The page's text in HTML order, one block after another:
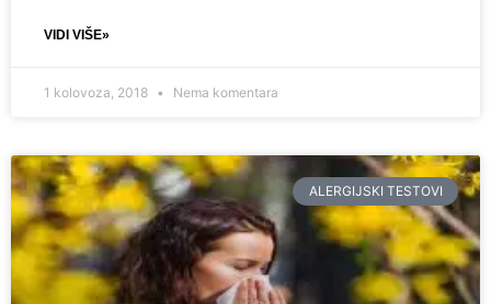
VIDI VIŠE»
1 kolovoza, 2018 Nema komentara
ALERGIJSKI TESTOVI